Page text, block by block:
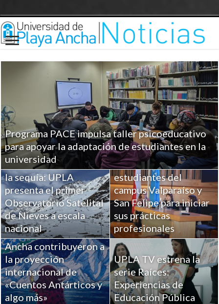
Programa PACE impulsa taller psicoeducativo
para apoyar la adaptación de estudiantes en la
universidad
Ciencia para combatir
la sequía: UPLA
presenta el primer
Observatorio Satelital
de Nieves a escala
nacional
UPLA entrega
herramientas clave a
más de 100
estudiantes del
campus Valparaíso y
San Felipe para iniciar
sus prácticas
profesionales
Académicos de la
Universidad de Playa
Ancha contribuyeron a
la proyección
internacional de
«Cuentos Antárticos y
algo más»
UPLA TV estrena la
serie Raíces:
Experiencias de
Educación Pública